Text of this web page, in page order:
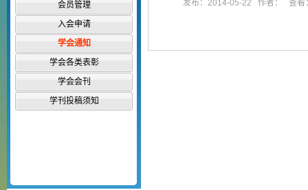
会员管理
入会申请
学会通知
学会各类表彰
学会会刊
学刊投稿须知
发布：2014-05-22 作者： 查看